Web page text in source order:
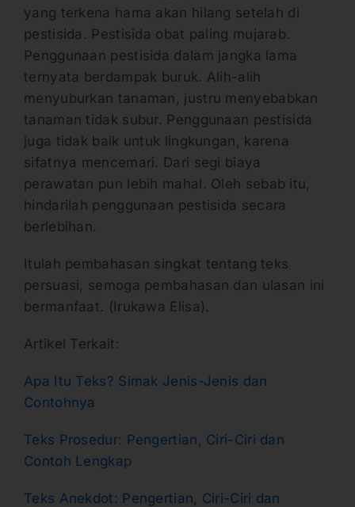
yang terkena hama akan hilang setelah di
pestisida. Pestisida obat paling mujarab.
Penggunaan pestisida dalam jangka lama
ternyata berdampak buruk. Alih-alih
menyuburkan tanaman, justru menyebabkan
tanaman tidak subur. Penggunaan pestisida
juga tidak baik untuk lingkungan, karena
sifatnya mencemari. Dari segi biaya
perawatan pun lebih mahal. Oleh sebab itu,
hindarilah penggunaan pestisida secara
berlebihan.
Itulah pembahasan singkat tentang teks
persuasi, semoga pembahasan dan ulasan ini
bermanfaat. (Irukawa Elisa).
Artikel Terkait:
Apa Itu Teks? Simak Jenis-Jenis dan
Contohnya
Teks Prosedur: Pengertian, Ciri-Ciri dan
Contoh Lengkap
Teks Anekdot: Pengertian, Ciri-Ciri dan